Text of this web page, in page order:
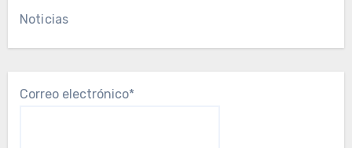
Noticias
Correo electrónico*